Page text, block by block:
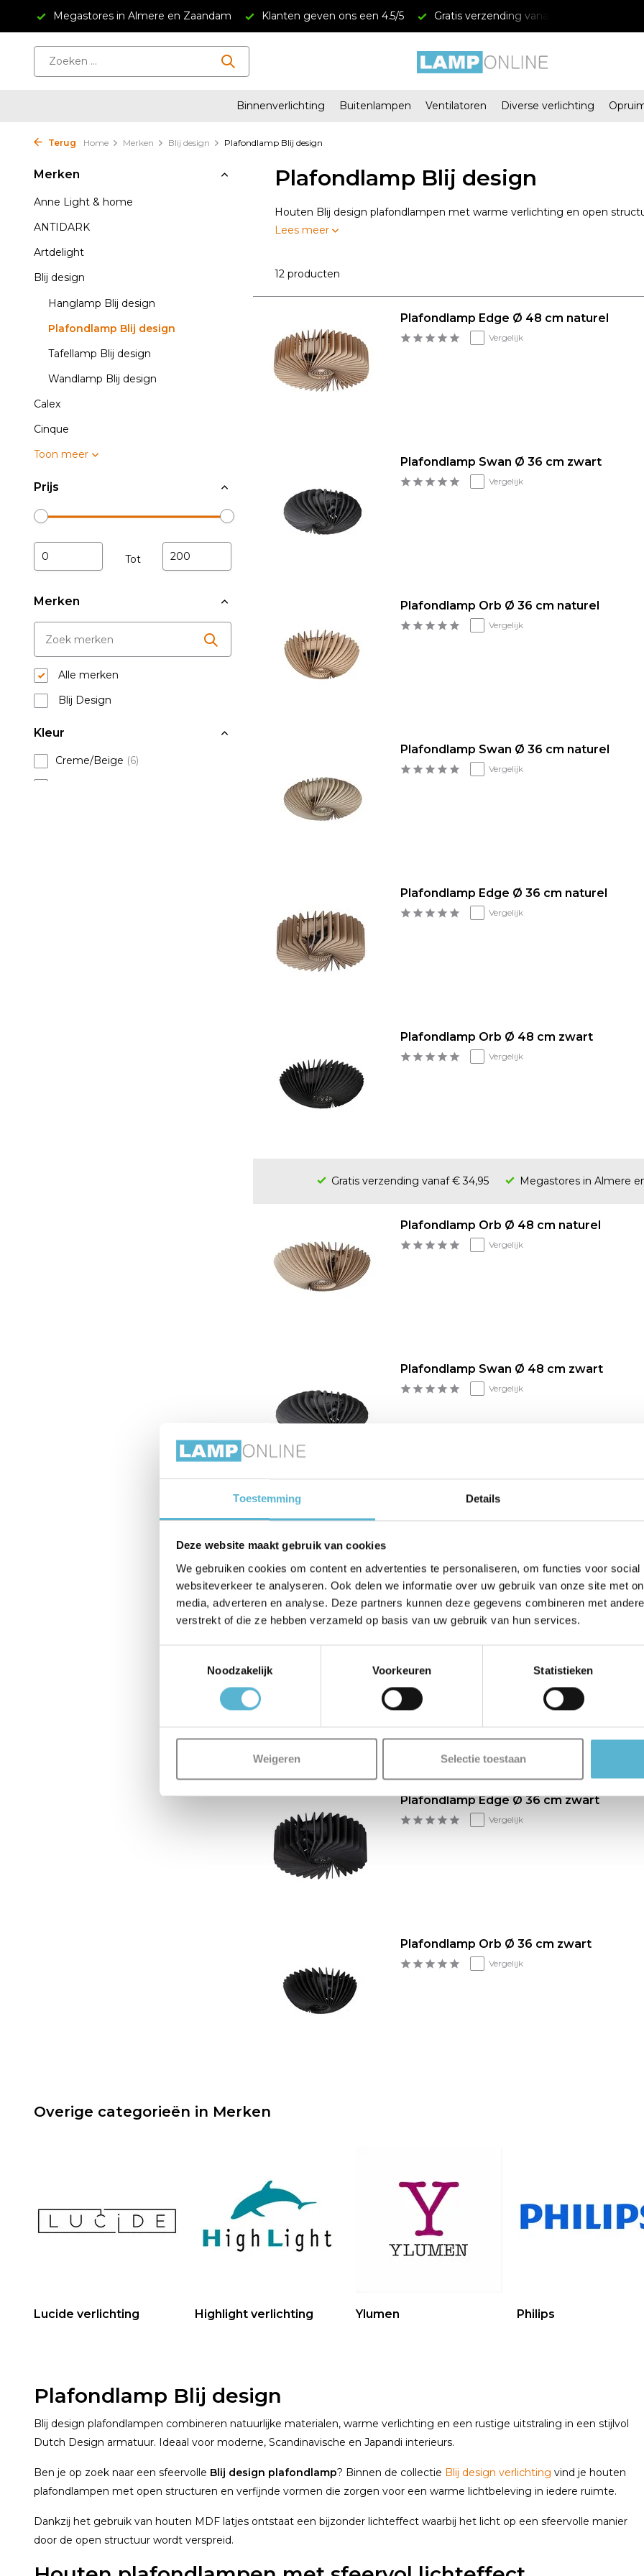
Toestemming Details
Deze website maakt gebruik van cookies
We gebruiken cookies om content en advertenties te personaliseren, om functies voor social
websiteverkeer te analyseren. Ook delen we informatie over uw gebruik van onze site met
media, adverteren en analyse. Deze partners kunnen deze gegevens combineren met
verstrekt of die ze hebben verzameld op basis van uw gebruik van hun services.
Noodzakelijk
Voorkeuren Statistieken
Weigeren Selectie toestaan
Klanten geven ons een 4.5/5 Gratis verzending vanaf € 34,95 Megastores in Almere en Zaandam
Binnenverlichting Buitenlampen Ventilatoren Diverse verlichting
Terug Home Merken Blij design Plafondlamp Blij design
Merken
Anne Light & home
ANTIDARK
Artdelight
Blij design
Hanglamp Blij design
Plafondlamp Blij design
Tafellamp Blij design
Wandlamp Blij design
Calex
Cinque
Toon meer
Prijs
Tot
Merken
Alle merken
Blij Design
Kleur
Creme/Beige (6)
Plafondlamp Blij design
Houten Blij design plafondlampen met warme verlichting en open
Lees meer
12 producten
Plafondlamp Edge Ø 48 cm naturel
Vergelijk
Plafondlamp Swan Ø 36 cm zwart
Vergelijk
Plafondlamp Orb Ø 36 cm naturel
Vergelijk
Plafondlamp Swan Ø 36 cm naturel
Vergelijk
Plafondlamp Edge Ø 36 cm naturel
Vergelijk
Plafondlamp Orb Ø 48 cm zwart
Vergelijk
Gratis verzending vanaf € 34,95 Megastores in Almere
Plafondlamp Orb Ø 48 cm naturel
Vergelijk
Plafondlamp Swan Ø 48 cm zwart
Vergelijk
Plafondlamp Edge Ø 36 cm zwart
Vergelijk
Plafondlamp Orb Ø 36 cm zwart
Vergelijk
Overige categorieën in Merken
Lucide verlichting Highlight verlichting Ylumen Philips
Plafondlamp Blij design
Blij design plafondlampen combineren natuurlijke materialen, warme verlichting en een rustige uitstraling in een stijlvol
Dutch Design armatuur. Ideaal voor moderne, Scandinavische en Japandi interieurs.
Ben je op zoek naar een sfeervolle Blij design plafondlamp? Binnen de collectie Blij design verlichting vind je houten
plafondlampen met open structuren en verfijnde vormen die zorgen voor een warme lichtbeleving in iedere ruimte.
Dankzij het gebruik van houten MDF latjes ontstaat een bijzonder lichteffect waarbij het licht op een sfeervolle manier
door de open structuur wordt verspreid.